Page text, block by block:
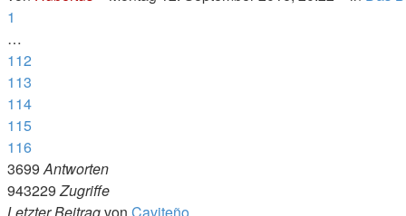
1
…
112
113
114
115
116
3699Antworten
943229Zugriffe